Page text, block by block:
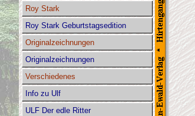
Roy Stark
Roy Stark Geburtstagsedition
Originalzeichnungen
Originalzeichnungen
Verschiedenes
Info zu Ulf
ULF Der edle Ritter